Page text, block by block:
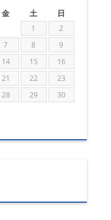
金 土 日
1
2
7 8
9
14 15
16
21 22
23
28 29
30